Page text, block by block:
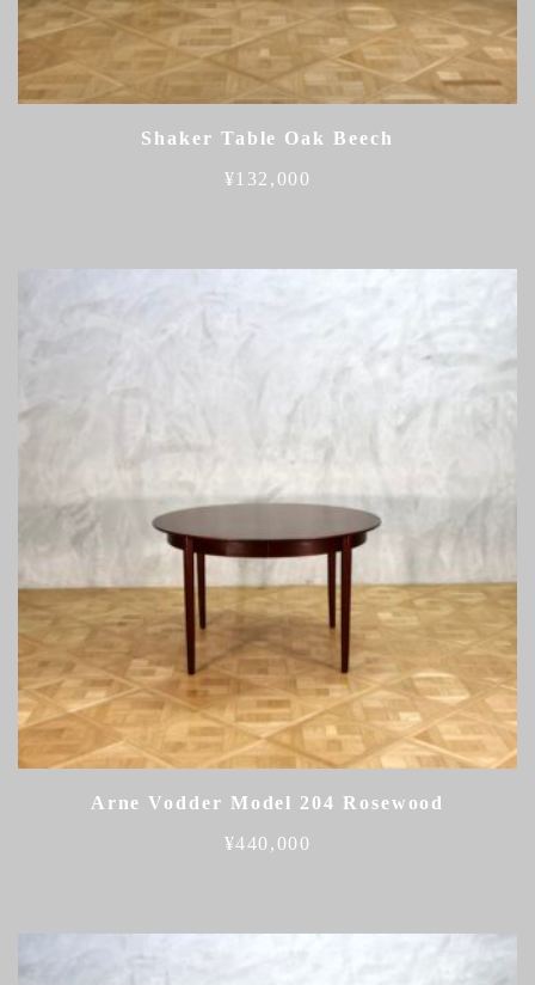
Shaker Table Oak Beech
¥132,000
Arne Vodder Model 204 Rosewood
¥440,000